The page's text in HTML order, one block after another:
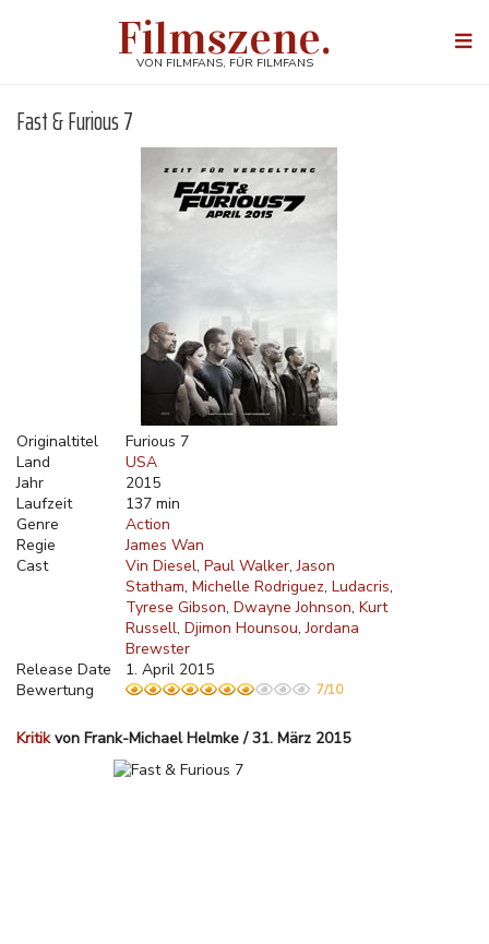
Filmszene.
VON FILMFANS, FÜR FILMFANS
Fast & Furious 7
Originaltitel
Furious 7
Land
USA
Jahr
2015
Laufzeit
137 min
Genre
Action
Regie
James Wan
Cast
Vin Diesel Paul Walker Jason
Statham Michelle Rodriguez Ludacris
Tyrese Gibson Dwayne Johnson Kurt
Russell Djimon Hounsou Jordana
Brewster
Release Date
1. April 2015
Bewertung
7/10
Kritikvon Frank-Michael Helmke / 31. März 2015